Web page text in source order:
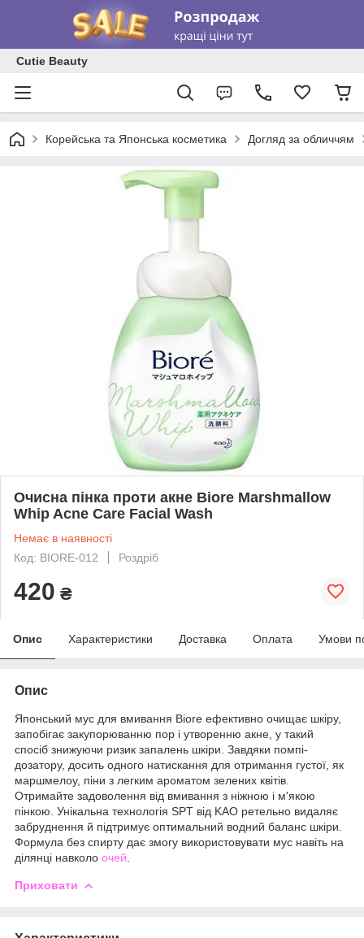
Cutie Beauty
Корейська та Японська косметика Догляд за обличчям
Очисна пінка проти акне Biore Marshmallow
Whip Acne Care Facial Wash
Немає в наявності
Код: BIORE-012
Роздріб
420 ₴
Опис Характеристики Доставка Оплата Умови
Опис
Японський мус для вмивання Biore ефективно очищає шкіру,
запобігає закупорюванню пор і утворенню акне, у такий
спосіб знижуючи ризик запалень шкіри. Завдяки помпі-
дозатору, досить одного натискання для отримання густої, як
маршмелоу, піни з легким ароматом зелених квітів.
Отримайте задоволення від вмивання з ніжною і м'якою
пінкою. Унікальна технологія SPT від KAO ретельно видаляє
забруднення й підтримує оптимальний водний баланс шкіри.
Формула без спирту дає змогу використовувати мус навіть на
ділянці навколо очей
Приховати